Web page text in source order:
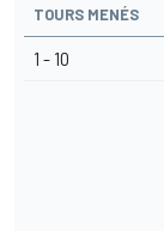
TOURS MENÉS
1 - 10